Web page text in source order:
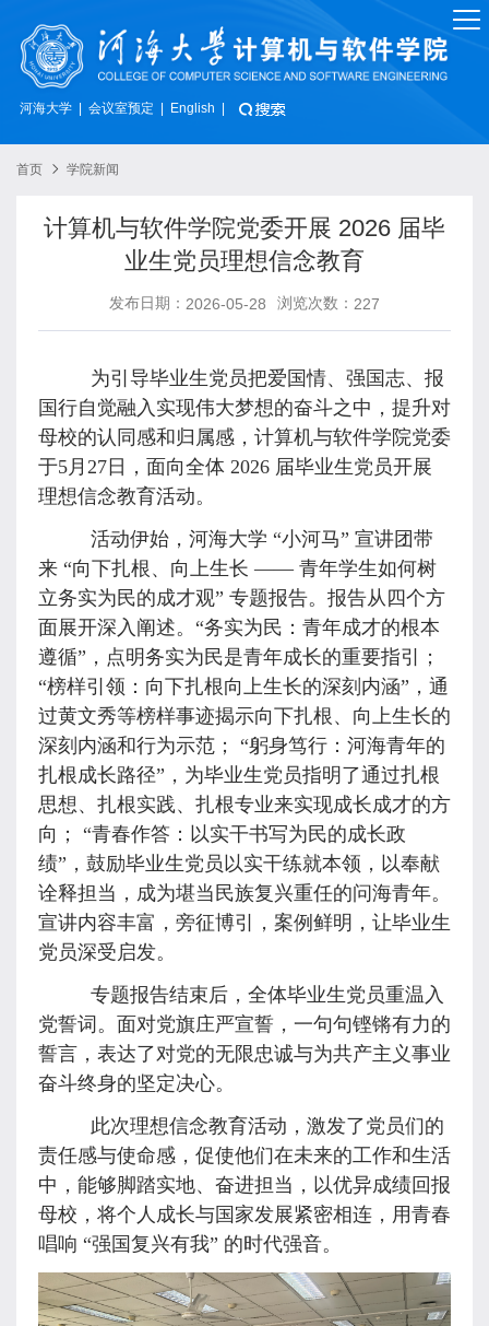
河海大学 会议室预定 English
首页 学院新闻
计算机与软件学院党委开展 2026 届毕
业生党员理想信念教育
发布日期： 2026-05-28 浏览次数： 227
为引导毕业生党员把爱国情、强国志、报
国行自觉融入实现伟大梦想的奋斗之中，提升对
母校的认同感和归属感，计算机与软件学院党委
于5月27日，面向全体 2026 届毕业生党员开展
理想信念教育活动。
活动伊始，河海大学 “小河马” 宣讲团带
来 “向下扎根、向上生长 —— 青年学生如何树
立务实为民的成才观” 专题报告。报告从四个方
面展开深入阐述。“务实为民：青年成才的根本
遵循”，点明务实为民是青年成长的重要指引；
“榜样引领：向下扎根向上生长的深刻内涵”，通
过黄文秀等榜样事迹揭示向下扎根、向上生长的
深刻内涵和行为示范； “躬身笃行：河海青年的
扎根成长路径”，为毕业生党员指明了通过扎根
思想、扎根实践、扎根专业来实现成长成才的方
向； “青春作答：以实干书写为民的成长政
绩”，鼓励毕业生党员以实干练就本领，以奉献
诠释担当，成为堪当民族复兴重任的问海青年。
宣讲内容丰富，旁征博引，案例鲜明，让毕业生
党员深受启发。
专题报告结束后，全体毕业生党员重温入
党誓词。面对党旗庄严宣誓，一句句铿锵有力的
誓言，表达了对党的无限忠诚与为共产主义事业
奋斗终身的坚定决心。
此次理想信念教育活动，激发了党员们的
责任感与使命感，促使他们在未来的工作和生活
中，能够脚踏实地、奋进担当，以优异成绩回报
母校，将个人成长与国家发展紧密相连，用青春
唱响 “强国复兴有我” 的时代强音。